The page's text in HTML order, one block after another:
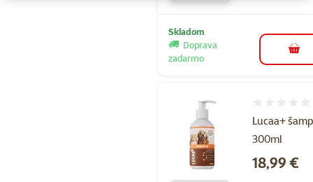
Skladom
Doprava
zadarmo
do
Lucaa+
300ml
Cena
18,99 €